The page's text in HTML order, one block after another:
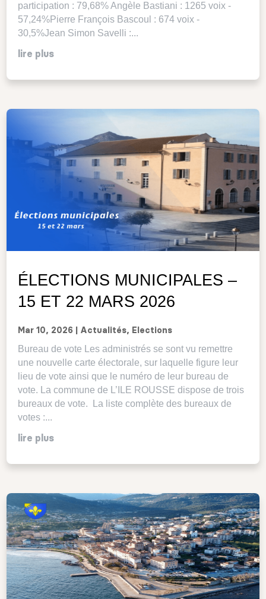
participation : 79,68% Angèle Bastiani : 1265 voix -
57,24%Pierre François Bascoul : 674 voix -
30,5%Jean Simon Savelli :...
lire plus
ÉLECTIONS MUNICIPALES –
15 ET 22 MARS 2026
Mar 10, 2026 Actualités, Elections
Bureau de vote Les administrés se sont vu remettre
une nouvelle carte électorale, sur laquelle figure leur
lieu de vote ainsi que le numéro de leur bureau de
vote. La commune de L’ILE ROUSSE dispose de trois
bureaux de vote. La liste complète des bureaux de
votes :...
lire plus